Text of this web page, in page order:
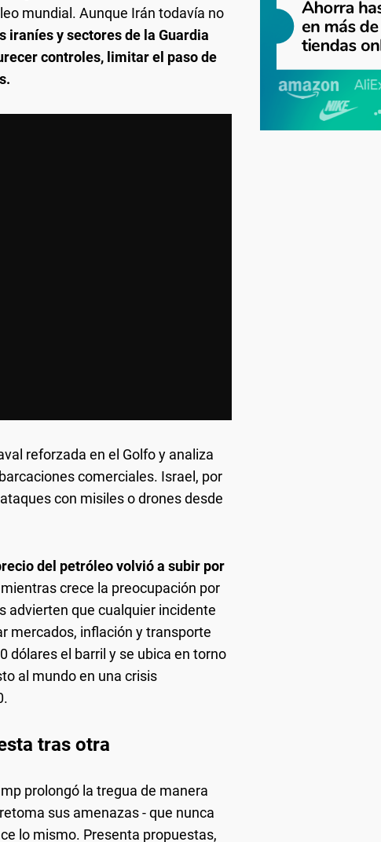
mundial. Aunque Irán todavía no
iraníes y sectores de la Guardia
controles, limitar el paso de
reforzada en el Golfo y analiza
comerciales. Israel, por
con misiles o drones desde
del petróleo volvió a subir por
mientras crece la preocupación por
advierten que cualquier incidente
mercados, inflación y transporte
dólares el barril y se ubica en torno
al mundo en una crisis
tras otra
prolongó la tregua de manera
sus amenazas - que nunca
lo mismo. Presenta propuestas,